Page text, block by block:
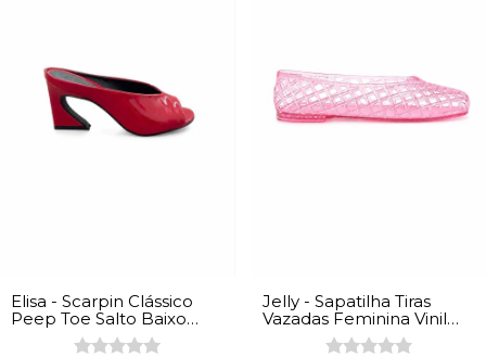
Elisa - Scarpin Clássico
Peep Toe Salto Baixo
Verniz Vinho
Jelly - Sapatilha Tiras
Vazadas Feminina Vinil